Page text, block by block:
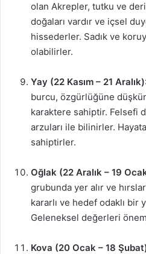
olan Akrepler, tutku ve
doğaları vardır ve içsel
hissederler. Sadık ve
olabilirler.
Yay (22 Kasım – 21 Aralık)
burcu, özgürlüğüne
karaktere sahiptir. Felsefi
arzuları ile bilinirler.
sahiptirler.
Oğlak (22 Aralık – 19
grubunda yer alır ve
kararlı ve hedef odaklı bir
Geleneksel değerleri
Kova (20 Ocak – 18